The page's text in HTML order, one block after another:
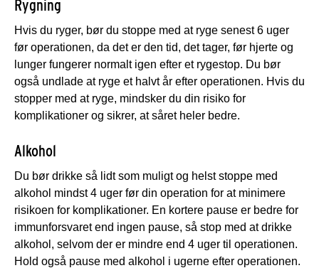
Rygning
Hvis du ryger, bør du stoppe med at ryge senest 6 uger
før operationen, da det er den tid, det tager, før hjerte og
lunger fungerer normalt igen efter et rygestop. Du bør
også undlade at ryge et halvt år efter operationen. Hvis du
stopper med at ryge, mindsker du din risiko for
komplikationer og sikrer, at såret heler bedre.
Alkohol
Du bør drikke så lidt som muligt og helst stoppe med
alkohol mindst 4 uger før din operation for at minimere
risikoen for komplikationer. En kortere pause er bedre for
immunforsvaret end ingen pause, så stop med at drikke
alkohol, selvom der er mindre end 4 uger til operationen.
Hold også pause med alkohol i ugerne efter operationen.